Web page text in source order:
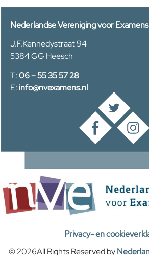
Nederlandse Vereniging voor Examens
J.F.Kennedystraat 94
5384 GG Heesch
T:06 – 55 35 57 28
E:info@nvexamens.nl
Privacy- en
© 2026All Rights Reserved by